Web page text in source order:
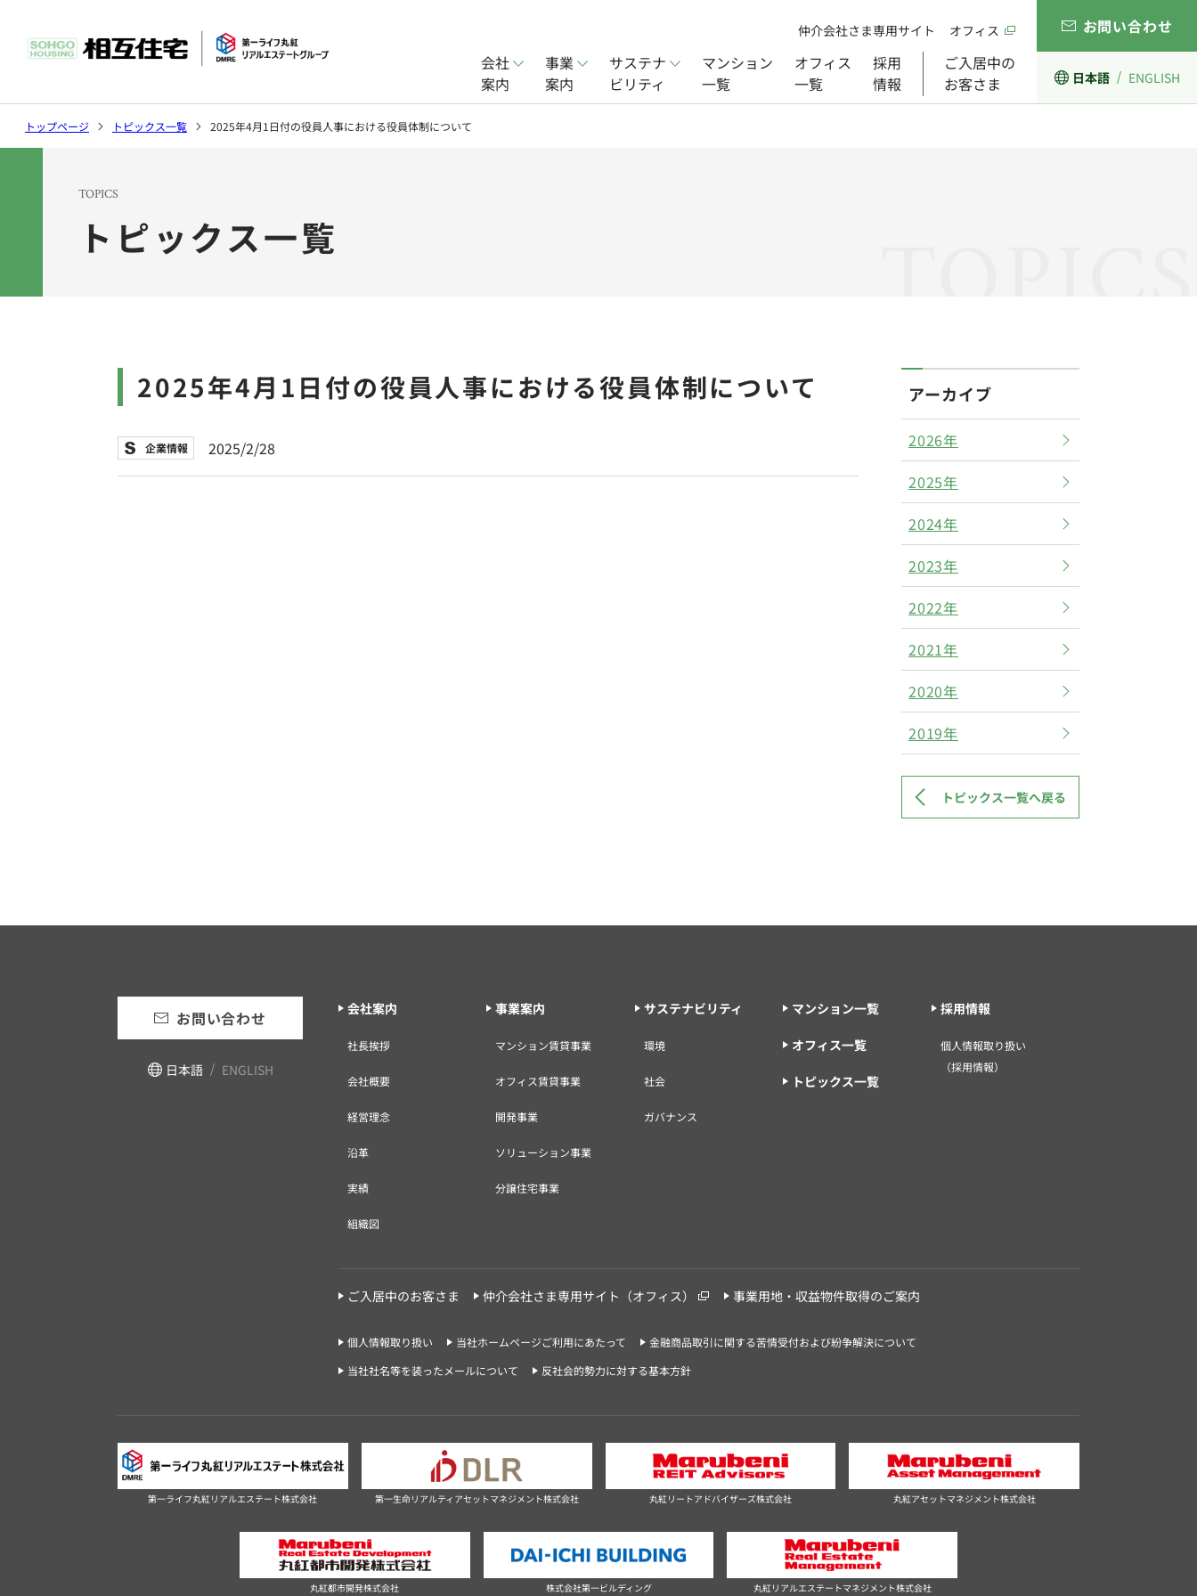
仲介会社さま専用サイト オフィス
お問い合わせ
会社
案内
会社案内トップ
社長挨拶
トピックス一覧
事業
案内
事業案内トップ
マンション賃貸事業
サステナ
ビリティ
サステナビリティ
環境
マンション
一覧
オフィス
一覧
採用
情報
ご入居中の
お客さま
日本語 ENGLISH
トップページ トピックス一覧 2025年4月1日付の役員人事における役員体制について
TOPICS
トピックス一覧
2025年4月1日付の役員人事における役員体制について
企業情報 2025/2/28
アーカイブ
2026年
2025年
2024年
2023年
2022年
2021年
2020年
2019年
トピックス一覧へ戻る
お問い合わせ
日本語 ENGLISH
会社案内
社長挨拶
会社概要
経営理念
沿革
実績
組織図
事業案内
マンション賃貸事業
オフィス賃貸事業
開発事業
ソリューション事業
分譲住宅事業
サステナビリティ
環境
社会
ガバナンス
マンション一覧
オフィス一覧
トピックス一覧
採用情報
個人情報取り扱い
（採用情報）
ご入居中のお客さま 仲介会社さま専用サイト（オフィス） 事業用地・収益物件取得のご案内
個人情報取り扱い 当社ホームページご利用にあたって
金融商品取引に関する苦情受付および紛争解決について
当社社名等を装ったメールについて
反社会的勢力に対する基本方針
第一ライフ丸紅リアルエステート株式会社 第一生命リアルティアセットマネジメント株式会社 丸紅リートアドバイザーズ株式会社 丸紅アセットマネジメント株式会社
丸紅都市開発株式会社 株式会社第一ビルディング 丸紅リアルエステートマネジメント株式会社